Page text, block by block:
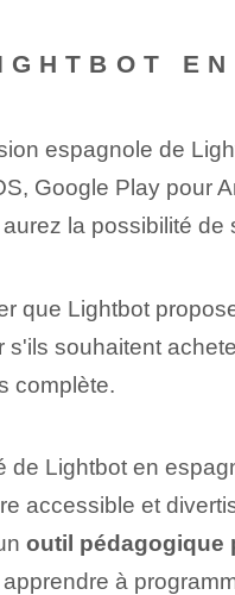
espagnole de
Google Play pour
la possibilité
que ⁤Lightbot
s'ils souhaitent
complète.
de Lightbot en
accessible et
outil pédagogique
à